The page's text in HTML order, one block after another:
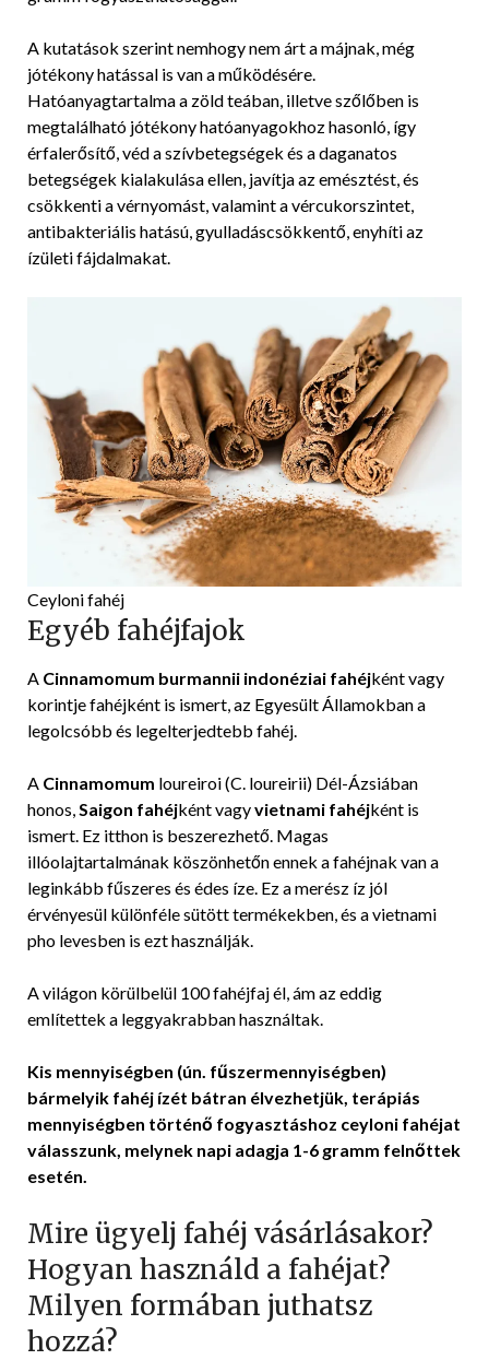
A kutatások szerint nemhogy nem árt a májnak, még
jótékony hatással is van a működésére.
Hatóanyagtartalma a zöld teában, illetve szőlőben is
megtalálható jótékony hatóanyagokhoz hasonló, így
érfalerősítő, véd a szívbetegségek és a daganatos
betegségek kialakulása ellen, javítja az emésztést, és
csökkenti a vérnyomást, valamint a vércukorszintet,
antibakteriális hatású, gyulladáscsökkentő, enyhíti az
ízületi fájdalmakat.
Ceyloni fahéj
Egyéb fahéjfajok
A Cinnamomum burmannii indonéziai fahéjként vagy
korintje fahéjként is ismert, az Egyesült Államokban a
legolcsóbb és legelterjedtebb fahéj.
A Cinnamomum loureiroi (C. loureirii) Dél-Ázsiában
honos, Saigon fahéjként vagyvietnami fahéjként is
ismert. Ez itthon is beszerezhető. Magas
illóolajtartalmának köszönhetőn ennek a fahéjnak van a
leginkább fűszeres és édes íze. Ez a merész íz jól
érvényesül különféle sütött termékekben, és a vietnami
pho levesben is ezt használják.
A világon körülbelül 100 fahéjfaj él, ám az eddig
említettek a leggyakrabban használtak.
Kis mennyiségben (ún. fűszermennyiségben)
bármelyik fahéj ízét bátran élvezhetjük, terápiás
mennyiségben történő fogyasztáshoz ceyloni fahéjat
válasszunk, melynek napi adagja 1-6 gramm felnőttek
esetén.
Mire ügyelj fahéj vásárlásakor?
Hogyan használd a fahéjat?
Milyen formában juthatsz
hozzá?